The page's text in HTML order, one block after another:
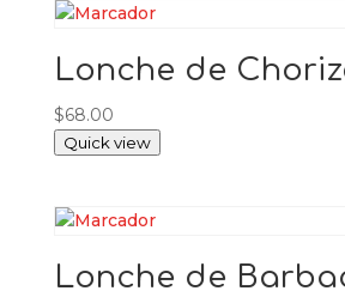
Lonche de
$68.00
Quick view
Lonche de